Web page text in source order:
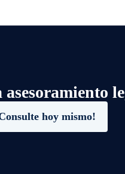
asesoramiento
hoy mismo!